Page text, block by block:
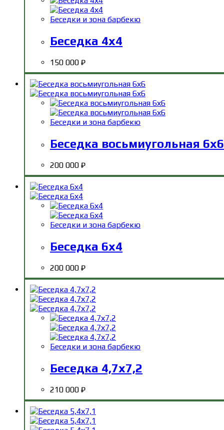
Беседки и зона барбекю
Беседка 4х4
150 000 ₽
Беседки и зона барбекю
Беседка восьмиугольная 6х6
200 000 ₽
Беседки и зона барбекю
Беседка 6х4
200 000 ₽
Беседки и зона барбекю
Беседка 4,7х7,2
210 000 ₽